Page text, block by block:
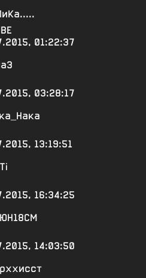
01:22:37
03:28:17
13:19:51
16:34:25
14:03:50